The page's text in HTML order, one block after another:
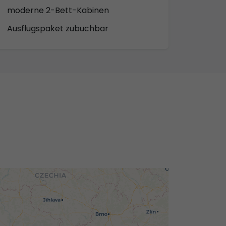
moderne 2-Bett-Kabinen
Ausflugspaket zubuchbar